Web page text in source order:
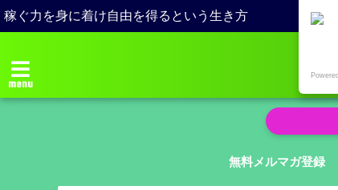
稼ぐ力を身に着け自由を得るという生き方
menu
無料メルマガ登録